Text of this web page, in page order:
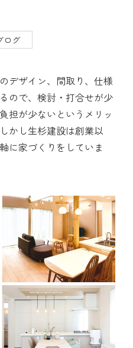
ログ
デザイン、間取り、仕様
ので、検討・打合せが少
担が少ないというメリッ
かし生杉建設は創業以
に家づくりをしていま